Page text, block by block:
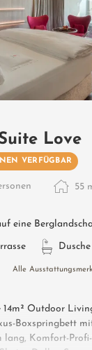
Love
VERFÜGBAR
55
eine
Dusche
Alle
14m² Outdoor
Boxspringbett
lang, Komfort-